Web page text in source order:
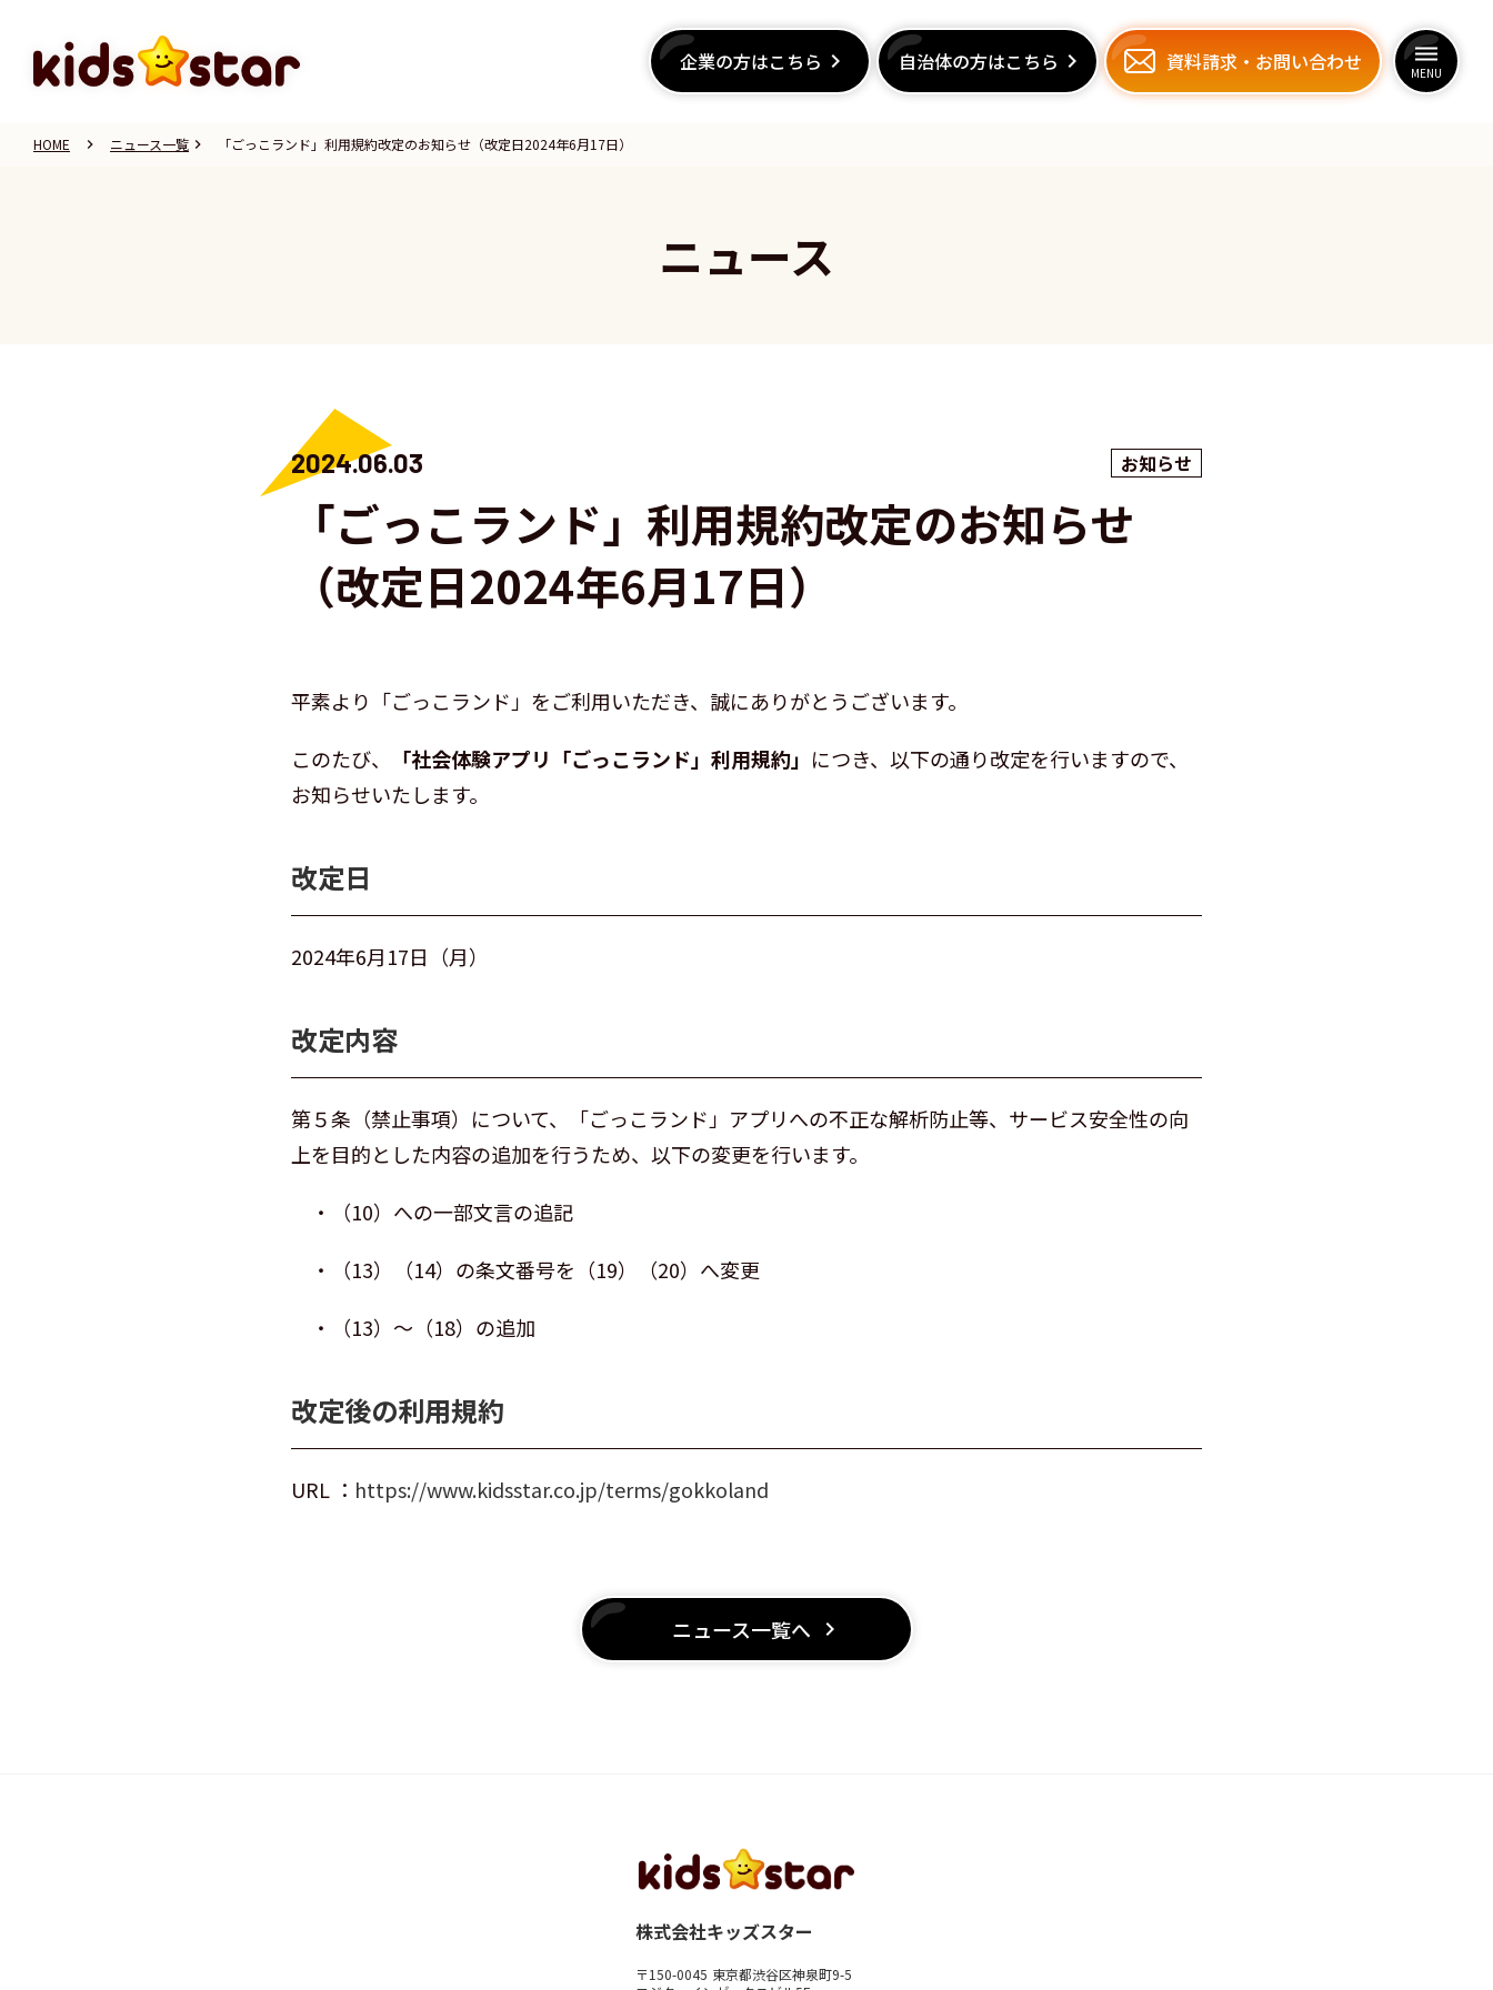
企業の方はこちら keyboard_arrow_right 自治体の方はこちら keyboard_arrow_right
企業の方はこちら keyboard_arrow_right 自治体の方はこちら keyboard_arrow_right 資料請求 ・ お問い合わせ dehaze
MENU
資料請求 ・ お問い合わせ dehaze
MENU
HOME keyboard_arrow_right ニュース一覧 keyboard_arrow_right 「ごっこランド」利用規約改定のお知らせ（改定日2024年6月17日）
ニュース
2024.06.03 お知らせ
「ごっこランド」利用規約改定のお知らせ
（改定日2024年6月17日）
平素より「ごっこランド」をご利用いただき、誠にありがとうございます。
このたび、
「社会体験アプリ「ごっこランド」利用規約」 につき、以下の通り改定を行いますので、
お知らせいたします。
改定日
2024年6月17日（月）
改定内容
第５条（禁止事項）について、「ごっこランド」アプリへの不正な解析防止等、サービス安全性の向
上を目的とした内容の追加を行うため、以下の変更を行います。
・（10）への一部文言の追記
・（13）（14）の条文番号を（19）（20）へ変更
・（13）～（18）の追加
改定後の利用規約
URL ： https://www.kidsstar.co.jp/terms/gokkoland
ニュース一覧へ keyboard_arrow_right
株式会社キッズスター
〒150-0045 東京都渋谷区神泉町9-5